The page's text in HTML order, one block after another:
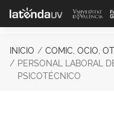
Saltar al contenido
INICIO COMIC, OCIO,
PERSONAL LABORAL
PSICOTÉCNICO